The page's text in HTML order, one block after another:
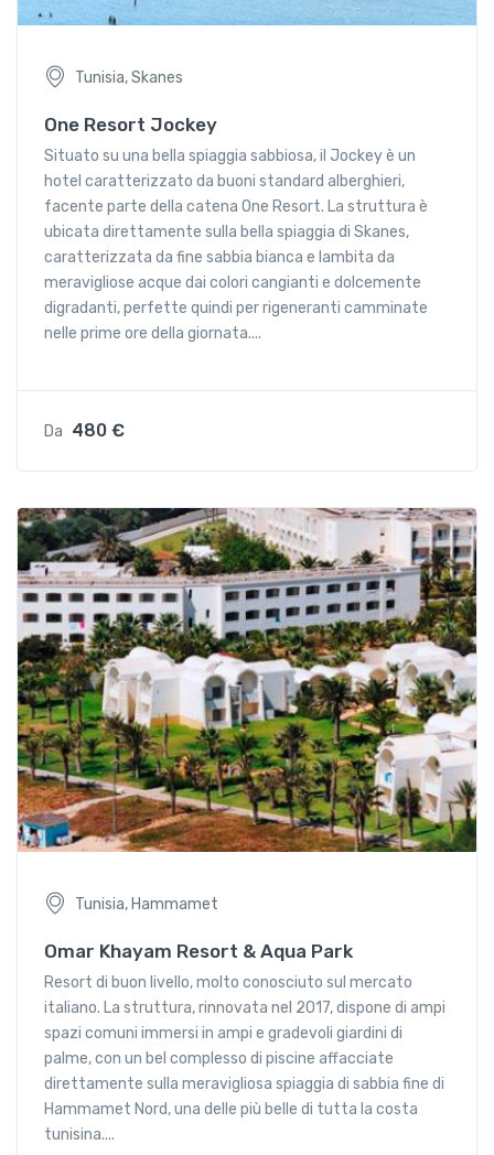
Tunisia, Skanes
One Resort Jockey
Situato su una bella spiaggia sabbiosa, il Jockey è un
hotel caratterizzato da buoni standard alberghieri,
facente parte della catena One Resort. La struttura è
ubicata direttamente sulla bella spiaggia di Skanes,
caratterizzata da fine sabbia bianca e lambita da
meravigliose acque dai colori cangianti e dolcemente
digradanti, perfette quindi per rigeneranti camminate
nelle prime ore della giornata....
Da 480 €
Tunisia, Hammamet
Omar Khayam Resort & Aqua Park
Resort di buon livello, molto conosciuto sul mercato
italiano. La struttura, rinnovata nel 2017, dispone di ampi
spazi comuni immersi in ampi e gradevoli giardini di
palme, con un bel complesso di piscine affacciate
direttamente sulla meravigliosa spiaggia di sabbia fine di
Hammamet Nord, una delle più belle di tutta la costa
tunisina....